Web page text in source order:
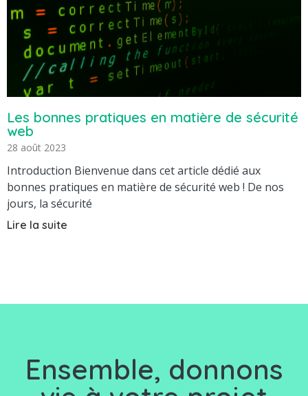
Les bonnes pratiques en matière de sécurité
web
28 août 2023
Introduction Bienvenue dans cet article dédié aux
bonnes pratiques en matière de sécurité web ! De nos
jours, la sécurité
Lire la suite
Ensemble, donnons